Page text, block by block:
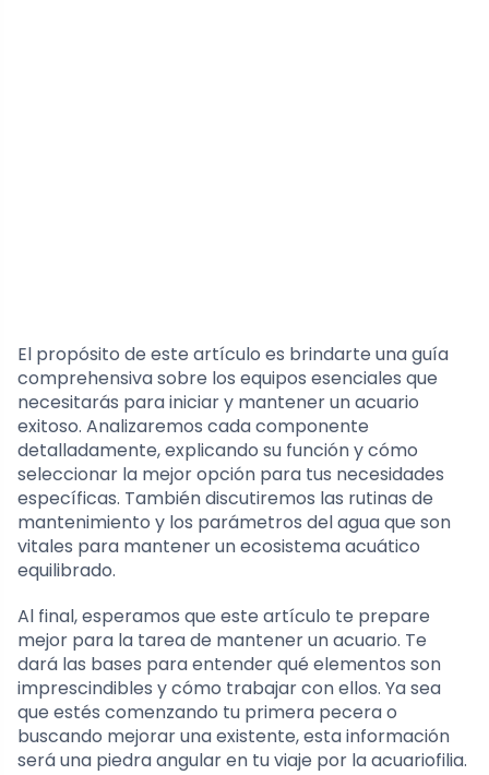
El propósito de este artículo es brindarte una guía
comprehensiva sobre los equipos esenciales que
necesitarás para iniciar y mantener un acuario
exitoso. Analizaremos cada componente
detalladamente, explicando su función y cómo
seleccionar la mejor opción para tus necesidades
específicas. También discutiremos las rutinas de
mantenimiento y los parámetros del agua que son
vitales para mantener un ecosistema acuático
equilibrado.
Al final, esperamos que este artículo te prepare
mejor para la tarea de mantener un acuario. Te
dará las bases para entender qué elementos son
imprescindibles y cómo trabajar con ellos. Ya sea
que estés comenzando tu primera pecera o
buscando mejorar una existente, esta información
será una piedra angular en tu viaje por la acuariofilia.